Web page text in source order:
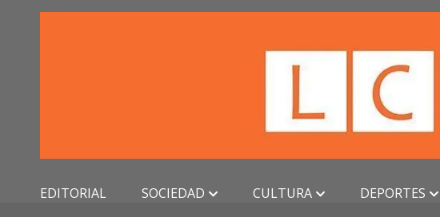
EDITORIAL SOCIEDAD CULTURA DEPORTES